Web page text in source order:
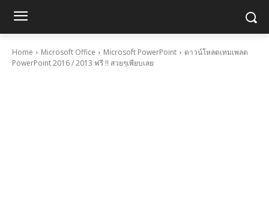
Home Microsoft Office Microsoft PowerPoint
ดาวน์โหลดเทมเพลต
PowerPoint 2016 / 2013 ฟรี !! สวยๆเพียบเลย